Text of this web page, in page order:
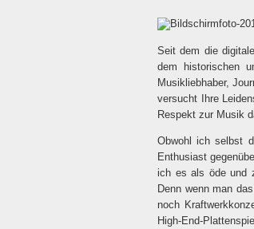
Seit dem die
dem historischen
Musikliebhaber,
versucht Ihre
Respekt zur Musik
Obwohl ich selbst
Enthusiast
ich es als öde und
Denn wenn man
noch
High-End-